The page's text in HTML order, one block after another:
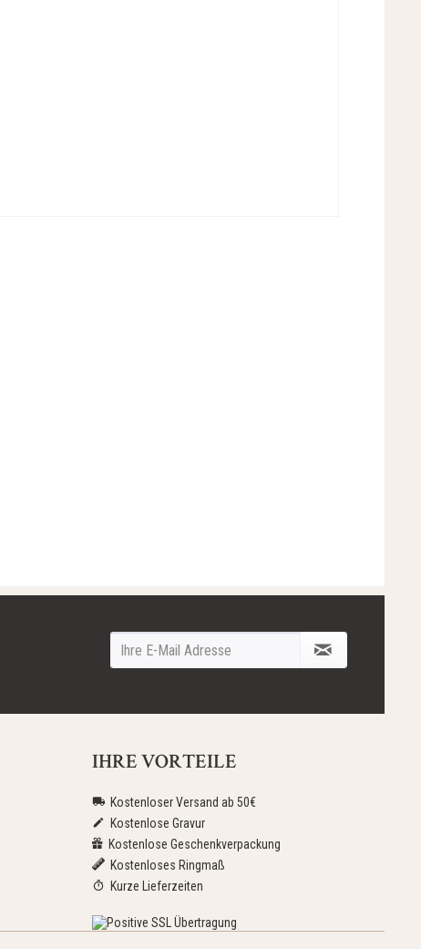
IHRE VORTEILE
Kostenloser Versand ab 50€
Kostenlose Gravur
Kostenlose Geschenkverpackung
Kostenloses Ringmaß
Kurze Lieferzeiten